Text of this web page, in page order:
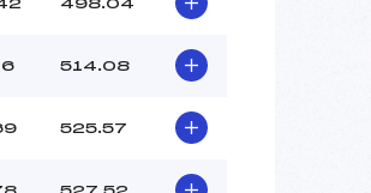
498.04
514.08
525.57